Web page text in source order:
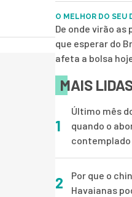
O MELHOR DO SEU
De onde virão as
que esperar do
afeta a bolsa
MAIS
1
Último mês
quando o
2
Por que o
Havaianas